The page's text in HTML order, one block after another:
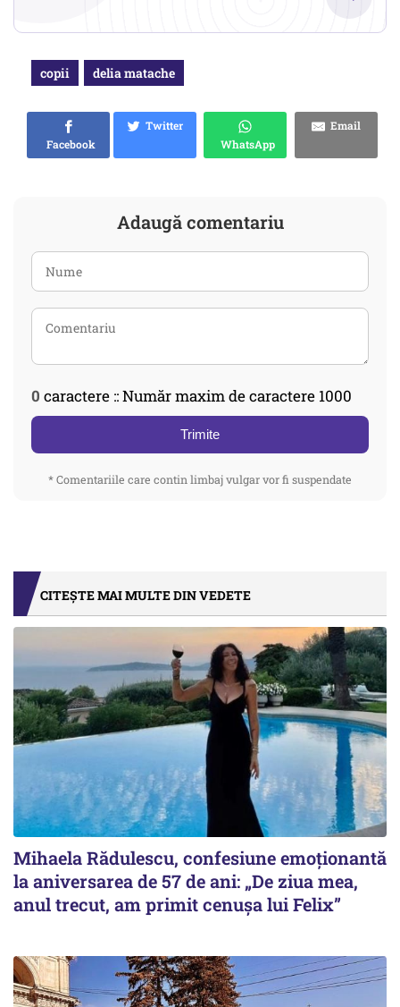
copii delia matache
Facebook
Twitter
WhatsApp
Email
Adaugă comentariu
0 caractere :: Număr maxim de caractere 1000
Trimite
* Comentariile care contin limbaj vulgar vor fi suspendate
CITEȘTE MAI MULTE DIN VEDETE
Mihaela Rădulescu, confesiune emoționantă
la aniversarea de 57 de ani: „De ziua mea,
anul trecut, am primit cenușa lui Felix”